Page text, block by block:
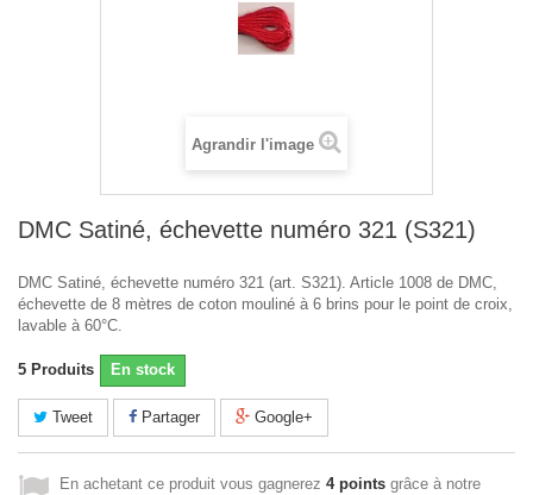
Agrandir l'image
DMC Satiné, échevette numéro 321 (S321)
DMC Satiné, échevette numéro 321 (art. S321). Article 1008 de DMC,
échevette de 8 mètres de coton mouliné à 6 brins pour le point de croix,
lavable à 60°C.
5 Produits En stock
Tweet Partager Google+
En achetant ce produit vous gagnerez 4 points grâce à notre